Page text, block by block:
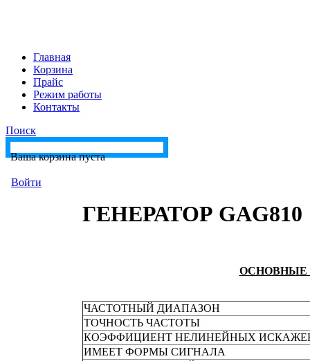
Главная
Корзина
Прайс
Режим работы
Контакты
Поиск
Ваша корзина пуста
Войти
ГЕНЕРАТОР GAG810
ОСНОВНЫЕ
ЧАСТОТНЫЙ ДИАПАЗОН
ТОЧНОСТЬ ЧАСТОТЫ
КОЭФФИЦИЕНТ НЕЛИНЕЙНЫХ
ИМЕЕТ ФОРМЫ СИГНАЛА